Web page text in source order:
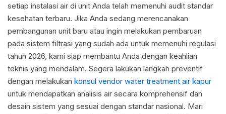
setiap instalasi air di unit Anda telah memenuhi audit standar
kesehatan terbaru. Jika Anda sedang merencanakan
pembangunan unit baru atau ingin melakukan pembaruan
pada sistem filtrasi yang sudah ada untuk memenuhi regulasi
tahun 2026, kami siap membantu Anda dengan keahlian
teknis yang mendalam. Segera lakukan langkah preventif
dengan melakukan konsul vendor water treatment air kapur
untuk mendapatkan analisis air secara komprehensif dan
desain sistem yang sesuai dengan standar nasional. Mari